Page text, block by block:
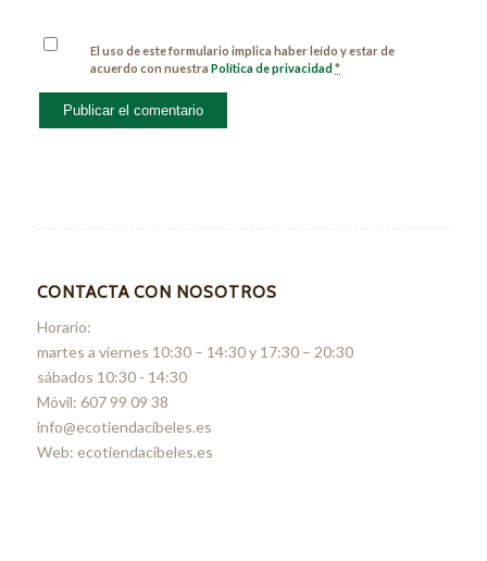
El uso de este formulario implica haber leído y estar de
acuerdo con nuestraPolítica de privacidad*
CONTACTA CON NOSOTROS
Horario:
martes a viernes 10:30 – 14:30 y 17:30 – 20:30
sábados 10:30 - 14:30
Móvil: 607 99 09 38
info@ecotiendacibeles.es
Web: ecotiendacibeles.es